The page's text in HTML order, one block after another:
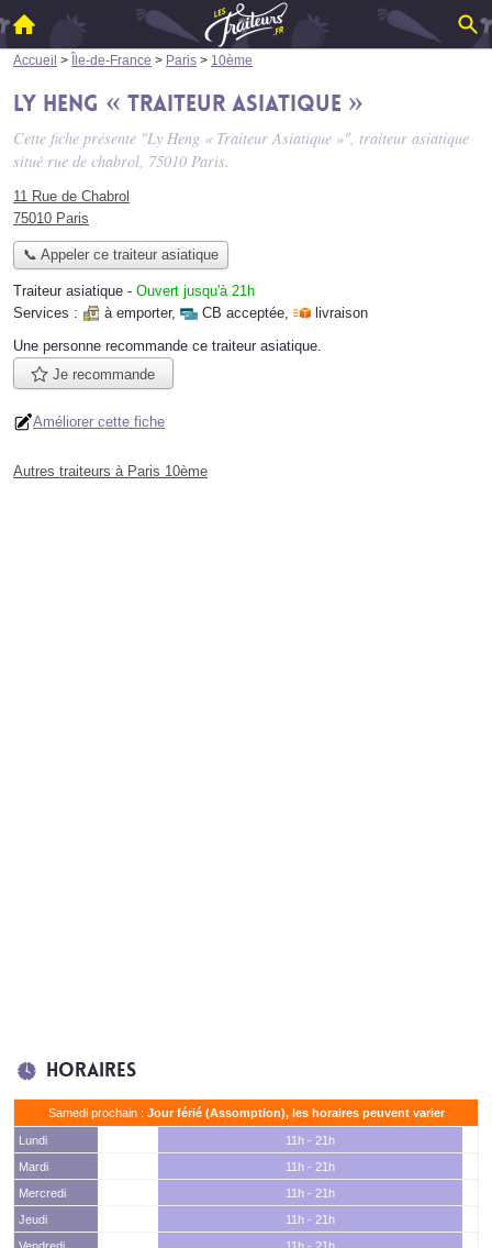
Accueil > Île-de-France > Paris > 10ème
Ly Heng « Traiteur Asiatique »
Cette fiche présente "Ly Heng « Traiteur Asiatique »", traiteur asiatique
situé rue de chabrol, 75010 Paris.
11 Rue de Chabrol
75010 Paris
📞 Appeler ce traiteur asiatique
Traiteur asiatique - Ouvert jusqu'à 21h
Services :
à emporter, CB acceptée,
livraison
Une personne recommande ce traiteur asiatique.
Je recommande
Améliorer cette fiche
Autres traiteurs à Paris 10ème
Horaires
Samedi prochain : Jour férié (Assomption), les horaires peuvent varier
Lundi
11h - 21h
Mardi
11h - 21h
Mercredi
11h - 21h
Jeudi
11h - 21h